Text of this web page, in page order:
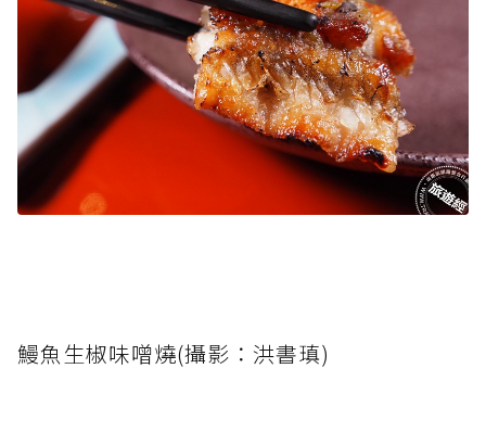
鰻魚生椒味噌燒(攝影：洪書瑱)